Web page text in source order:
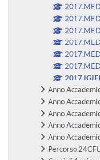
Anno
Anno
Anno
Anno
Anno
Percorso